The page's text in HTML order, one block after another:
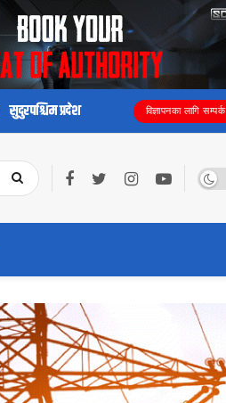
सुदुरपश्चिम प्रदेश विज्ञापनका लागि सम्पर्क